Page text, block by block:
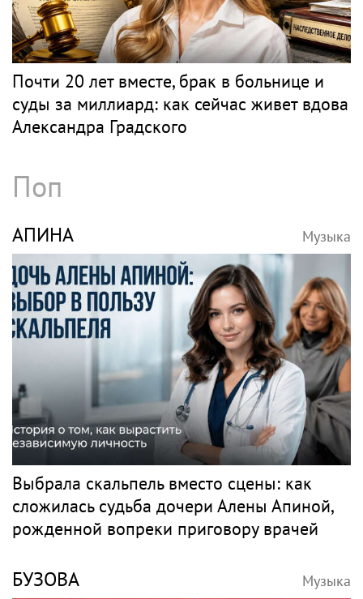
Почти 20 лет вместе, брак в больнице и
суды за миллиард: как сейчас живет вдова
Александра Градского
Поп
АПИНА Музыка
Выбрала скальпель вместо сцены: как
сложилась судьба дочери Алены Апиной,
рожденной вопреки приговору врачей
БУЗОВА Музыка